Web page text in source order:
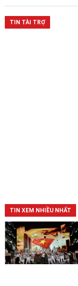
TIN XEM NHIỀU NHẤT